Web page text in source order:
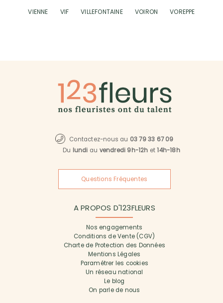
VIENNE
VIF VILLEFONTAINE VOIRON VOREPPE
Contactez-nous au 03 79 33 67 09
Du lundi au vendredi 9h-12h et14h-18h
Questions Fréquentes
A PROPOS D'123FLEURS
Nos engagements
Conditions de Vente (CGV)
Charte de Protection des Données
Mentions Légales
Paramétrer les cookies
Un réseau national
Le blog
On parle de nous